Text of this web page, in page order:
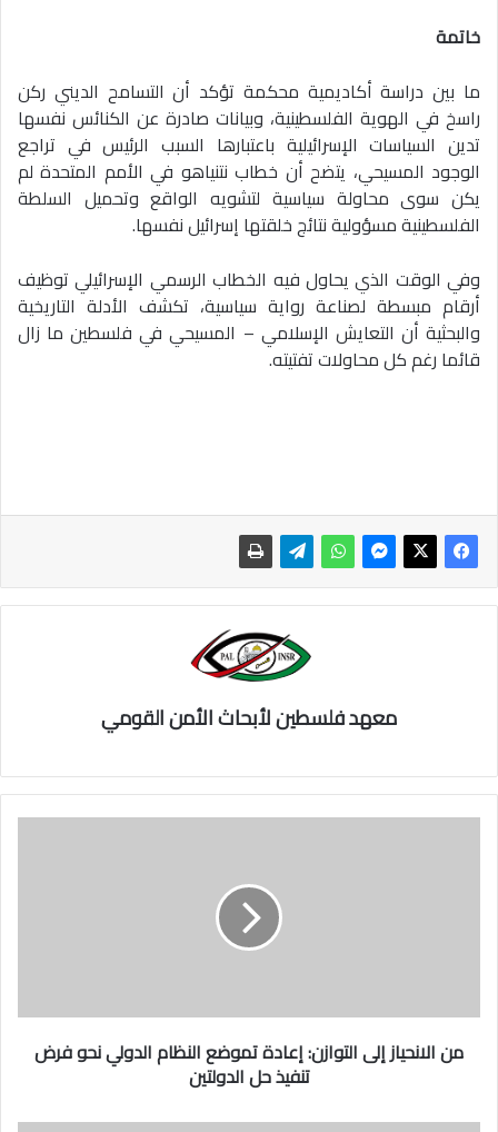
خاتمة
ما بين دراسة أكاديمية محكمة تؤكد أن التسامح الديني ركن
راسخ في الهوية الفلسطينية، وبيانات صادرة عن الكنائس نفسها
تدين السياسات الإسرائيلية باعتبارها السبب الرئيس في تراجع
الوجود المسيحي، يتضح أن خطاب نتنياهو في الأمم المتحدة لم
يكن سوى محاولة سياسية لتشويه الواقع وتحميل السلطة
الفلسطينية مسؤولية نتائج خلقتها إسرائيل نفسها.
وفي الوقت الذي يحاول فيه الخطاب الرسمي الإسرائيلي توظيف
أرقام مبسطة لصناعة رواية سياسية، تكشف الأدلة التاريخية
والبحثية أن التعايش الإسلامي – المسيحي في فلسطين ما زال
قائما رغم كل محاولات تفتيته.
معهد فلسطين لأبحاث الأمن القومي
ا
من الانحياز إلى التوازن: إعادة تموضع النظام الدولي نحو فرض
تنفيذ حل الدولتين